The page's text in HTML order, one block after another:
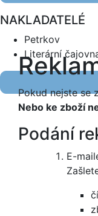
NAKLADATELÉ
Petrkov
Literární
Pokud nejste se
Nebo ke zboží
Podání
E-